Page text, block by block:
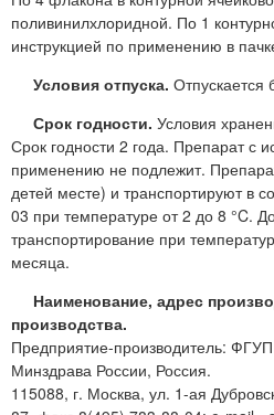
поливинилхлоридной. По 1
инструкцией по применению в
Условия отпуска. Отпускается
Срок годности. Условия
Срок годности 2 года. Препарат с
применению не подлежит.
детей месте) и транспортируют в
03 при температуре от 2 до 8 °C.
транспортирование при
месяца.
Наименование, адрес
производства.
Предприятие-производитель:
Минздрава России, Россия.
115088, г. Москва, ул. 1-ая